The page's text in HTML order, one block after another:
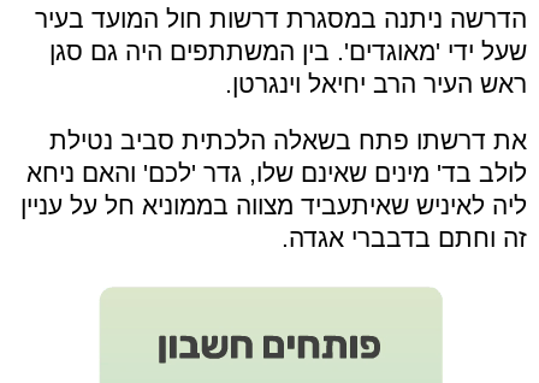
הדרשה ניתנה במסגרת דרשות חול המועד בעיר
שעל ידי 'מאוגדים'. בין המשתתפים היה גם סגן
ראש העיר הרב יחיאל וינגרטן.
את דרשתו פתח בשאלה הלכתית סביב נטילת
לולב בד' מינים שאינם שלו, גדר 'לכם' והאם ניחא
ליה לאיניש שאיתעביד מצווה בממוניא חל על עניין
זה וחתם בדבברי אגדה.